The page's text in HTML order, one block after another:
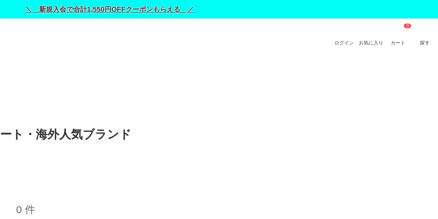
＼ 新規入会で合計1,550円OFFクーポンもらえる ／
ログイン お気に入り カート 探す
ト・海外人気ブランド
0 件